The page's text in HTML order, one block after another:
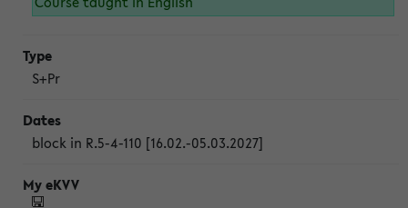
S+Pr
block in R.5-4-110 [16.02.-05.03.2027]